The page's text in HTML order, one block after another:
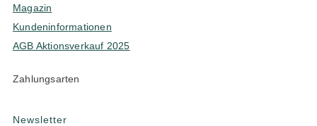
Magazin
Kundeninformationen
AGB Aktionsverkauf 2025
Zahlungsarten
Newsletter